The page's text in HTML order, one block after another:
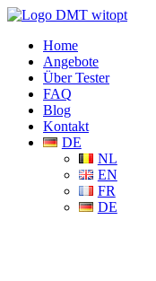
Home
Angebote
Über Tester
FAQ
Blog
Kontakt
DE
NL
EN
FR
DE